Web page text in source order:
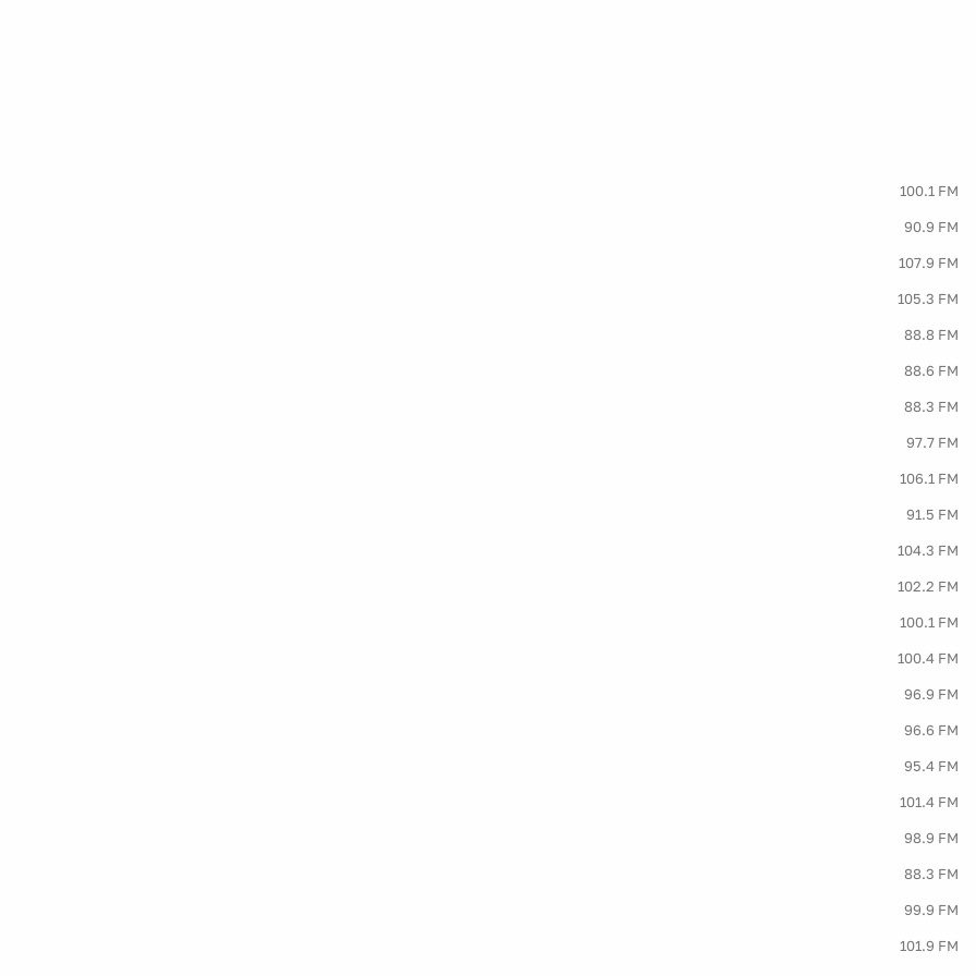
100.1 FM
90.9 FM
107.9 FM
105.3 FM
88.8 FM
88.6 FM
88.3 FM
97.7 FM
106.1 FM
91.5 FM
104.3 FM
102.2 FM
100.1 FM
100.4 FM
96.9 FM
96.6 FM
95.4 FM
101.4 FM
98.9 FM
88.3 FM
99.9 FM
101.9 FM